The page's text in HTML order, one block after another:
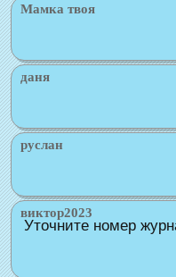
Мамка твоя
даня
руслан
виктор2023
Уточните номер